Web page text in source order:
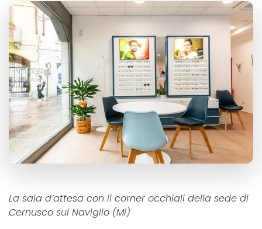
La sala d’attesa con il corner occhiali della sede di
Cernusco sul Naviglio (Mi)